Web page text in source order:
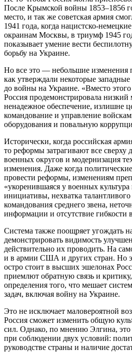
После Крымской войны 1853–1856
место, и так же советская армия
1941 года, когда нацистско-
окраинам Москвы, в триумф 1945
показывает умение вести
борьбу на Украине.
Но все это — небольшие изменения
как утверждали некоторые западные
до войны на Украине. «Вместо
Россия продемонстрировала
ненадежное обеспечение, излишне
командование и управление
оборудования и повальную
Исторически, когда российская
то реформы затрагивают все сверху
военных округов и модернизация
изменения. Даже когда
провести реформы, изменениям
«укоренившаяся у военных культура
инициативы, нехватка
командования среднего звена,
информации и отсутствие гибкости
Система также поощряет угождать
демонстрировать видимость
действительно их проводить. На
и в армии США и других стран. Но
остро стоит в высших эшелонах
приемлют обратную связь и
определения того, что мешает
задач, включая войну на Украине.
Это не исключает маловероятной
Россия сможет изменить общую
сил. Однако, по мнению Элгина, это
при соблюдении двух условий:
руководстве страны и наличие